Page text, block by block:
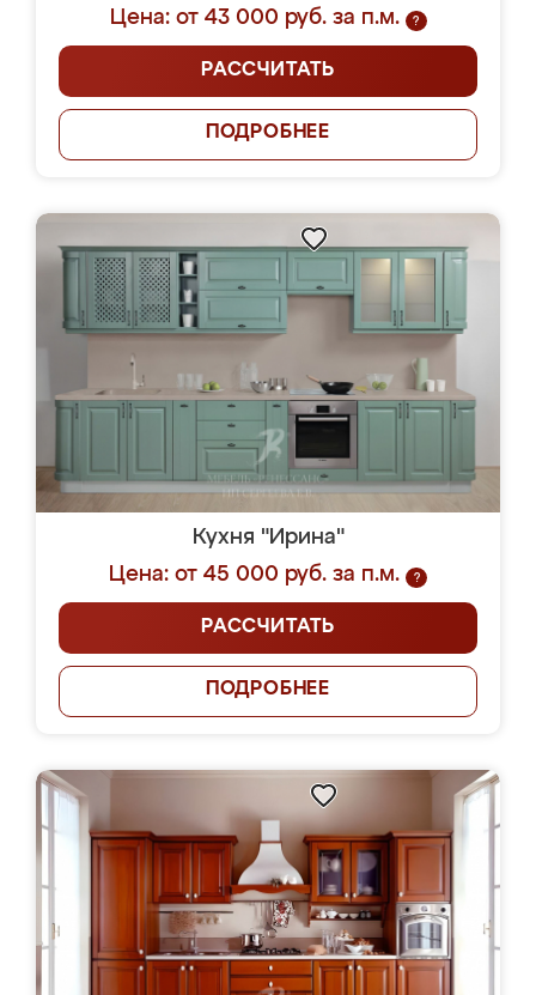
Цена: от 43 000 руб. за п.м.
?
РАССЧИТАТЬ
ПОДРОБНЕЕ
Кухня "Ирина"
Цена: от 45 000 руб. за п.м.
?
РАССЧИТАТЬ
ПОДРОБНЕЕ